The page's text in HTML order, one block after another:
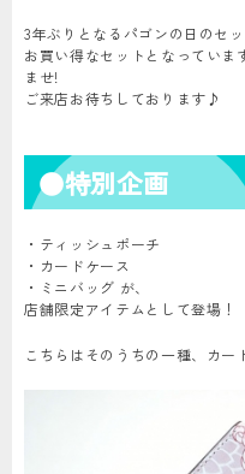
3年ぶりとなるパゴンの日のセッ
お買い得なセットとなっていま
ませ!
ご来店お待ちしております♪
●特別企画
・ティッシュポーチ
・カードケース
・ミニバッグ が、
店舗限定アイテムとして登場！
こちらはそのうちの一種、カー